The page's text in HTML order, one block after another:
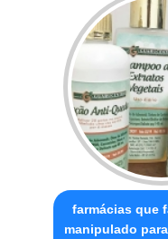
farmácias que
manipulado